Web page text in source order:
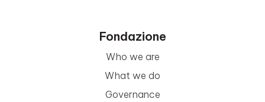
Fondazione
Who we are
What we do
Governance